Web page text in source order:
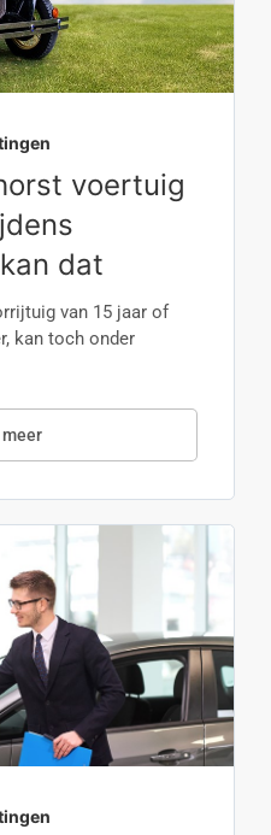
voertuig
dat
van 15 jaar of
kan toch onder